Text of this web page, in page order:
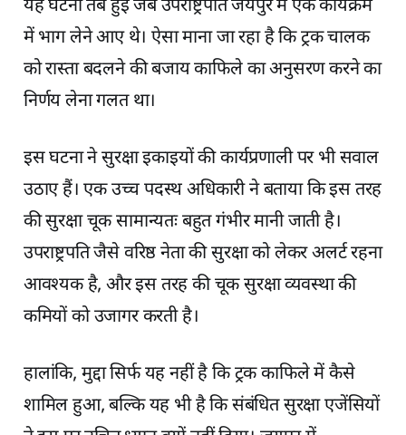
यह घटना तब हुई जब उपराष्ट्रपति जयपुर में एक कार्यक्रम
में भाग लेने आए थे। ऐसा माना जा रहा है कि ट्रक चालक
को रास्ता बदलने की बजाय काफिले का अनुसरण करने का
निर्णय लेना गलत था।
इस घटना ने सुरक्षा इकाइयों की कार्यप्रणाली पर भी सवाल
उठाए हैं। एक उच्च पदस्थ अधिकारी ने बताया कि इस तरह
की सुरक्षा चूक सामान्यतः बहुत गंभीर मानी जाती है।
उपराष्ट्रपति जैसे वरिष्ठ नेता की सुरक्षा को लेकर अलर्ट रहना
आवश्यक है, और इस तरह की चूक सुरक्षा व्यवस्था की
कमियों को उजागर करती है।
हालांकि, मुद्दा सिर्फ यह नहीं है कि ट्रक काफिले में कैसे
शामिल हुआ, बल्कि यह भी है कि संबंधित सुरक्षा एजेंसियों